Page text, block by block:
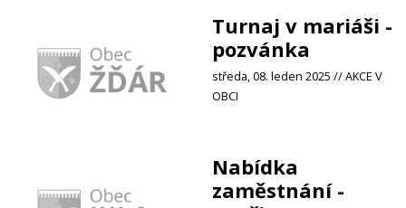
Turnaj v mariáši -
pozvánka
středa, 08. leden 2025 // AKCE V
OBCI
Nabídka
zaměstnání -